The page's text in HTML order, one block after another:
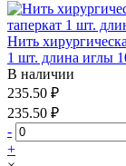
Нить
1 шт. длина иглы
В наличии
235.50 ₽
235.50 ₽
-
+